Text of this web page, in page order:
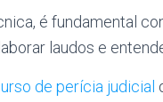
é fundamental
laudos e
de perícia judicial